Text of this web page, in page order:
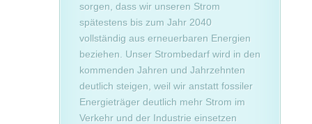
sorgen, dass wir unseren Strom
spätestens bis zum Jahr 2040
vollständig aus erneuerbaren Energien
beziehen. Unser Strombedarf wird in den
kommenden Jahren und Jahrzehnten
deutlich steigen, weil wir anstatt fossiler
Energieträger deutlich mehr Strom im
Verkehr und der Industrie einsetzen